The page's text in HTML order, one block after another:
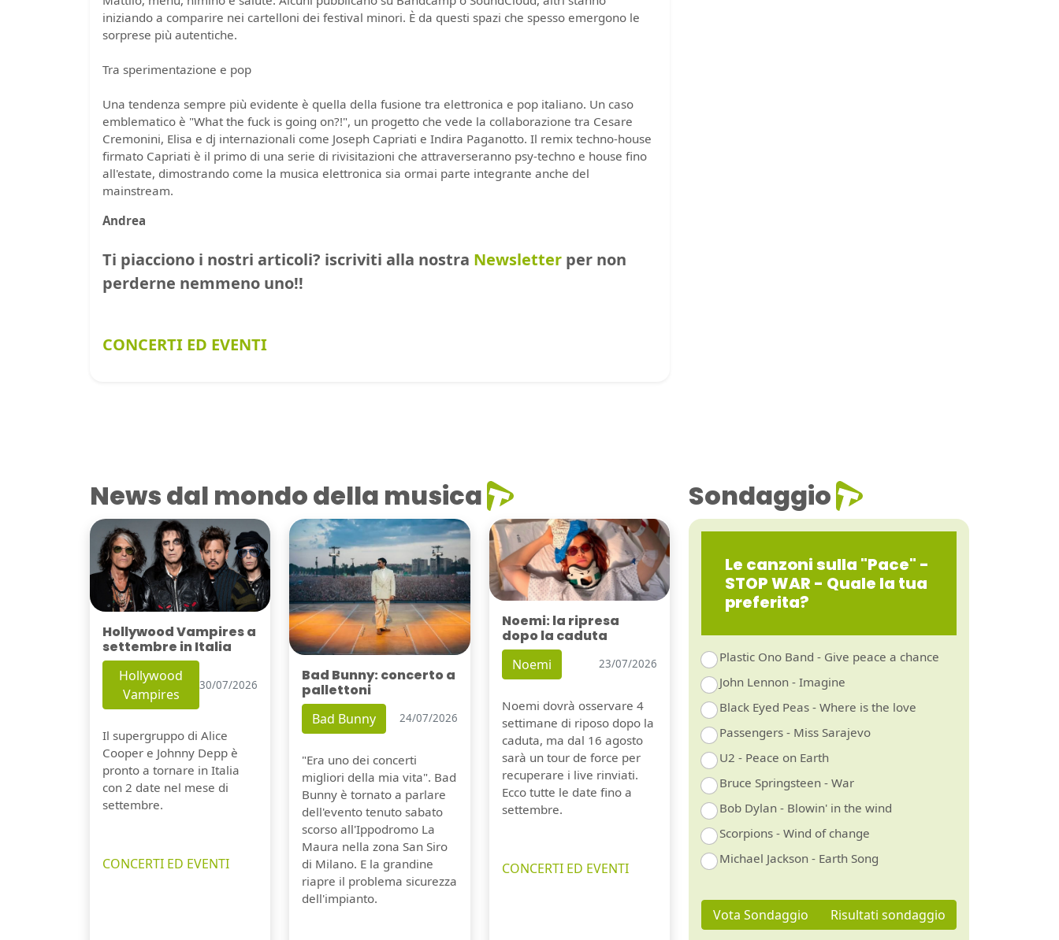
iniziando a comparire nei cartelloni dei festival minori. È da questi spazi che spesso emergono le
sorprese più autentiche.
Tra sperimentazione e pop
Una tendenza sempre più evidente è quella della fusione tra elettronica e pop italiano. Un caso
emblematico è "What the fuck is going on?!", un progetto che vede la collaborazione tra Cesare
Cremonini, Elisa e dj internazionali come Joseph Capriati e Indira Paganotto. Il remix techno-house
firmato Capriati è il primo di una serie di rivisitazioni che attraverseranno psy-techno e house fino
all'estate, dimostrando come la musica elettronica sia ormai parte integrante anche del
mainstream.
Andrea
Ti piacciono i nostri articoli? iscriviti alla nostra Newsletter per non
perderne nemmeno uno!!
CONCERTI ED EVENTI
News dal mondo della musica
Hollywood Vampires a
settembre in Italia
Hollywood
Vampires
30/07/2026
Il supergruppo di Alice
Cooper e Johnny Depp è
pronto a tornare in Italia
con 2 date nel mese di
settembre.
CONCERTI ED EVENTI
Bad Bunny: concerto a
pallettoni
Bad Bunny 24/07/2026
"Era uno dei concerti
migliori della mia vita". Bad
Bunny è tornato a parlare
dell'evento tenuto sabato
scorso all'Ippodromo La
Maura nella zona San Siro
di Milano. E la grandine
riapre il problema sicurezza
dell'impianto.
Noemi: la ripresa
dopo la caduta
Noemi 23/07/2026
Noemi dovrà osservare 4
settimane di riposo dopo la
caduta, ma dal 16 agosto
sarà un tour de force per
recuperare i live rinviati.
Ecco tutte le date fino a
settembre.
CONCERTI ED EVENTI
Sondaggio
Le canzoni sulla "Pace" -
STOP WAR - Quale la tua
preferita?
Plastic Ono Band - Give peace a chance
John Lennon - Imagine
Black Eyed Peas - Where is the love
Passengers - Miss Sarajevo
U2 - Peace on Earth
Bruce Springsteen - War
Bob Dylan - Blowin' in the wind
Scorpions - Wind of change
Michael Jackson - Earth Song
Vota Sondaggio Risultati sondaggio